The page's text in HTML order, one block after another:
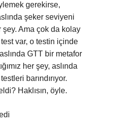
gerekirse,
şeker seviyeni
şey. Ama çok da kolay
var, o testin içinde
GTT bir metafor
her şey, aslında
barındırıyor.
Haklısın, öyle.